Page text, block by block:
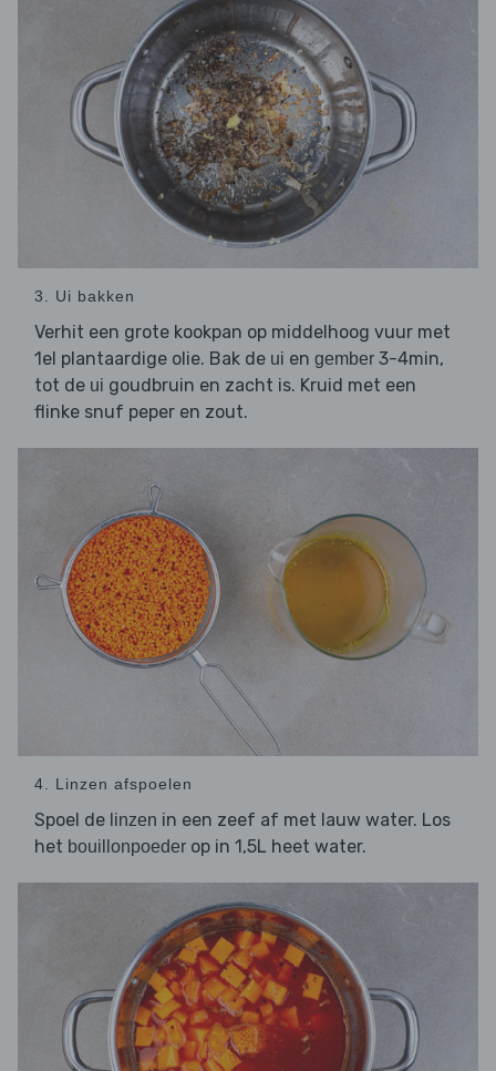
3. Ui bakken
Verhit een grote kookpan op middelhoog vuur met
1el plantaardige olie. Bak de ui en gember 3-4min,
tot de ui goudbruin en zacht is. Kruid met een
flinke snuf peper en zout.
4. Linzen afspoelen
Spoel de linzen in een zeef af met lauw water. Los
het bouillonpoeder op in 1,5L heet water.